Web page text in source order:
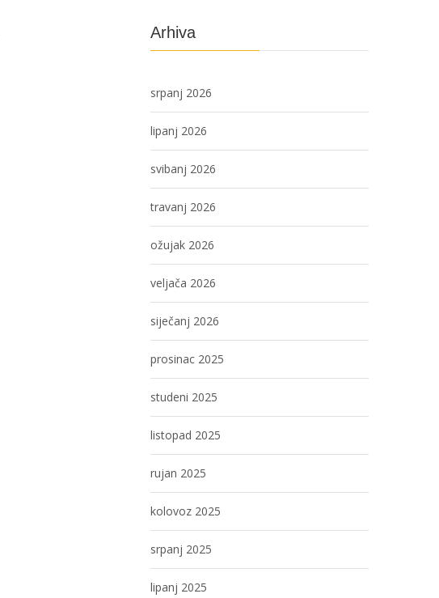
Arhiva
srpanj 2026
lipanj 2026
svibanj 2026
travanj 2026
ožujak 2026
veljača 2026
siječanj 2026
prosinac 2025
studeni 2025
listopad 2025
rujan 2025
kolovoz 2025
srpanj 2025
lipanj 2025